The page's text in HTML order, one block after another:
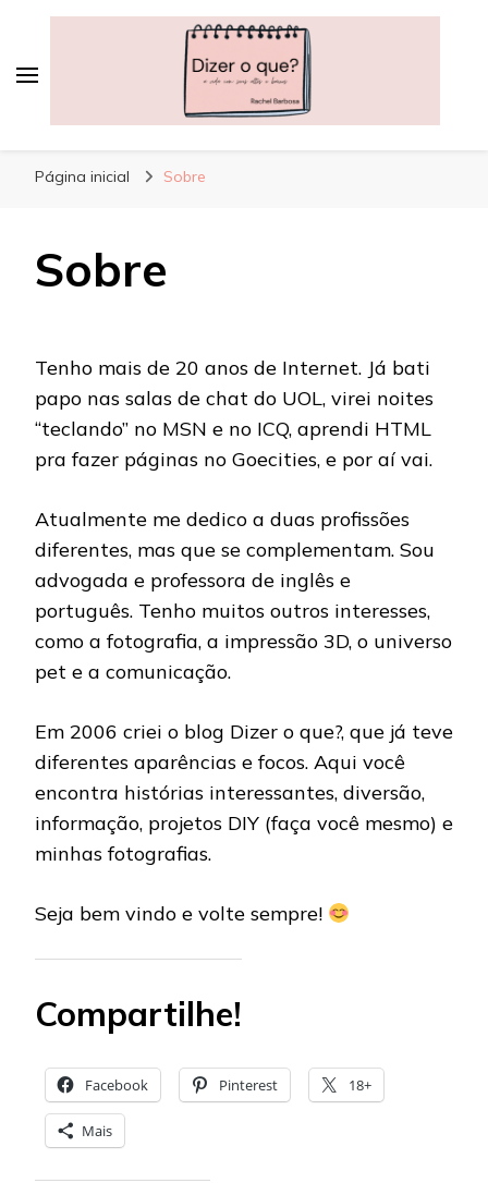
Página inicial Sobre
Sobre
Tenho mais de 20 anos de Internet. Já bati
papo nas salas de chat do UOL, virei noites
“teclando” no MSN e no ICQ, aprendi HTML
pra fazer páginas no Goecities, e por aí vai.
Atualmente me dedico a duas profissões
diferentes, mas que se complementam. Sou
advogada e professora de inglês e
português. Tenho muitos outros interesses,
como a fotografia, a impressão 3D, o universo
pet e a comunicação.
Em 2006 criei o blog Dizer o que?, que já teve
diferentes aparências e focos. Aqui você
encontra histórias interessantes, diversão,
informação, projetos DIY (faça você mesmo) e
minhas fotografias.
Seja bem vindo e volte sempre!
Compartilhe!
Facebook Pinterest 18+
Mais